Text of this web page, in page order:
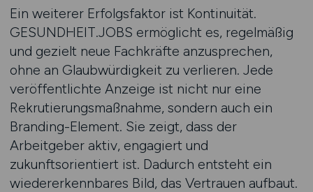
Ein weiterer Erfolgsfaktor ist Kontinuität.
GESUNDHEIT.JOBS ermöglicht es, regelmäßig
und gezielt neue Fachkräfte anzusprechen,
ohne an Glaubwürdigkeit zu verlieren. Jede
veröffentlichte Anzeige ist nicht nur eine
Rekrutierungsmaßnahme, sondern auch ein
Branding-Element. Sie zeigt, dass der
Arbeitgeber aktiv, engagiert und
zukunftsorientiert ist. Dadurch entsteht ein
wiedererkennbares Bild, das Vertrauen aufbaut.